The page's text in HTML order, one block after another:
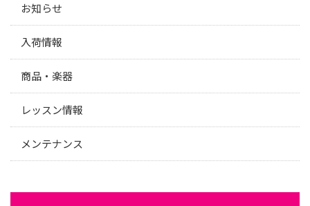
お知らせ
入荷情報
商品・楽器
レッスン情報
メンテナンス